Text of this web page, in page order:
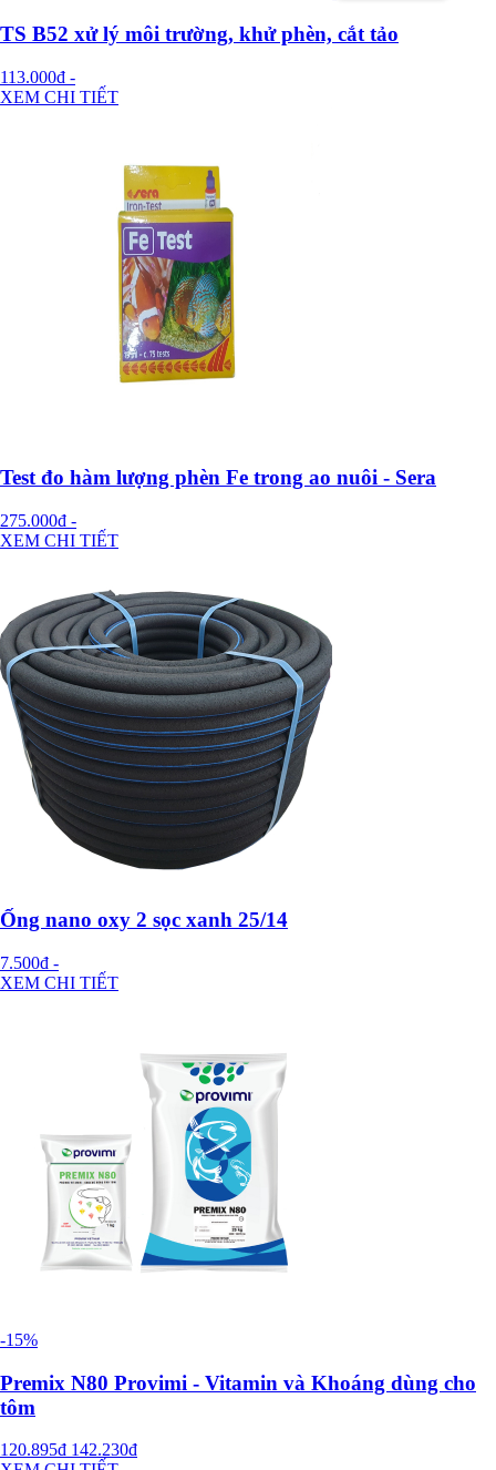
TS B52 xử lý môi trường, khử phèn, cắt tảo
113.000đ -
XEM CHI TIẾT
Test đo hàm lượng phèn Fe trong ao nuôi - Sera
275.000đ -
XEM CHI TIẾT
Ống nano oxy 2 sọc xanh 25/14
7.500đ -
XEM CHI TIẾT
-15%
Premix N80 Provimi - Vitamin và Khoáng dùng cho
tôm
120.895đ 142.230đ